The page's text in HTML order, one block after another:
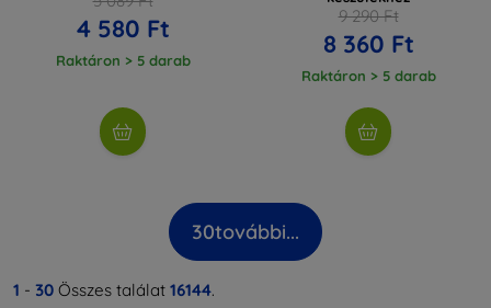
4 580 Ft
Raktáron > 5 darab
9 290 Ft
8 360 Ft
Raktáron > 5 darab
30további...
1 - 30 Összes találat 16144.